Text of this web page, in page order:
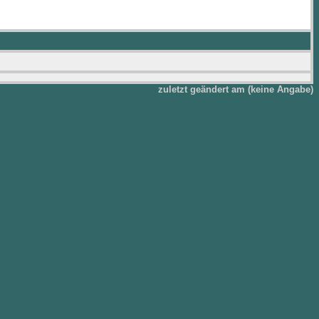
zuletzt geändert am (keine Angabe)